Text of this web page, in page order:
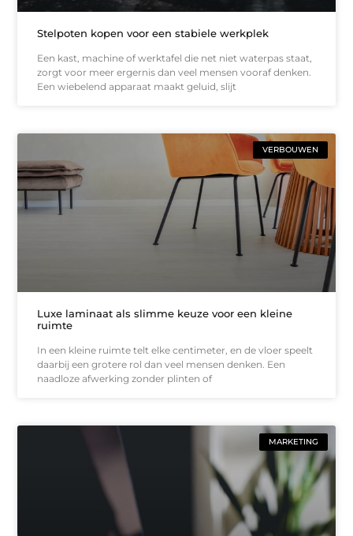
Stelpoten kopen voor een stabiele werkplek
Een kast, machine of werktafel die net niet waterpas staat,
zorgt voor meer ergernis dan veel mensen vooraf denken.
Een wiebelend apparaat maakt geluid, slijt
VERBOUWEN
Luxe laminaat als slimme keuze voor een kleine
ruimte
In een kleine ruimte telt elke centimeter, en de vloer speelt
daarbij een grotere rol dan veel mensen denken. Een
naadloze afwerking zonder plinten of
MARKETING